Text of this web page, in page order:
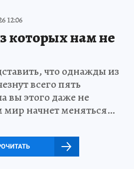
12:06
которых нам не
что однажды из
всего пять
вы этого даже не
мир начнет меняться…